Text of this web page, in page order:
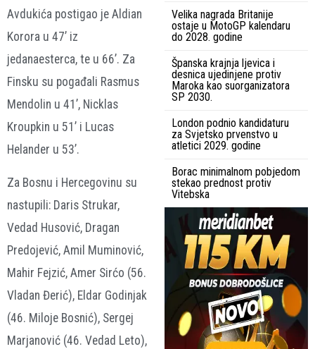
Avdukića postigao je Aldian
Korora u 47’ iz
jedanaesterca, te u 66’. Za
Finsku su pogađali Rasmus
Mendolin u 41’, Nicklas
Kroupkin u 51’ i Lucas
Helander u 53’.
Za Bosnu i Hercegovinu su
nastupili: Daris Strukar,
Vedad Husović, Dragan
Predojević, Amil Muminović,
Mahir Fejzić, Amer Sirćo (56.
Vladan Đerić), Eldar Godinjak
(46. Miloje Bosnić), Sergej
Marjanović (46. Vedad Leto),
Velika nagrada Britanije
ostaje u MotoGP kalendaru
do 2028. godine
Španska krajnja ljevica i
desnica ujedinjene protiv
Maroka kao suorganizatora
SP 2030.
London podnio kandidaturu
za Svjetsko prvenstvo u
atletici 2029. godine
Borac minimalnom pobjedom
stekao prednost protiv
Vitebska